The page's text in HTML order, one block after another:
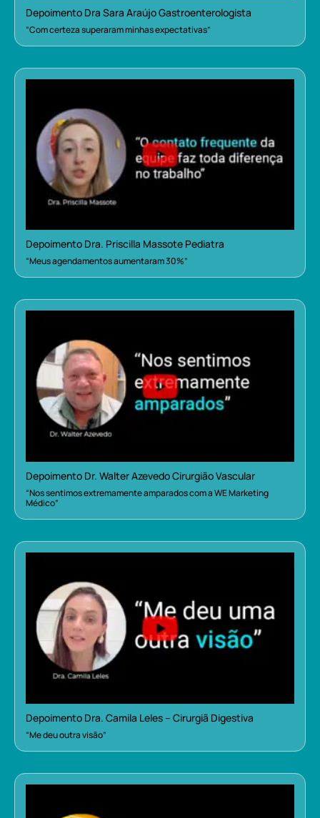
Depoimento Dra Sara Araújo Gastroenterologista
“Com certeza superaram minhas expectativas”
Depoimento Dra. Priscilla Massote Pediatra
“Meus agendamentos aumentaram 30%”
Depoimento Dr. Walter Azevedo Cirurgião Vascular
“Nos sentimos extremamente amparados com a WE Marketing
Médico”
Depoimento Dra. Camila Leles – Cirurgiã Digestiva
“Me deu outra visão”